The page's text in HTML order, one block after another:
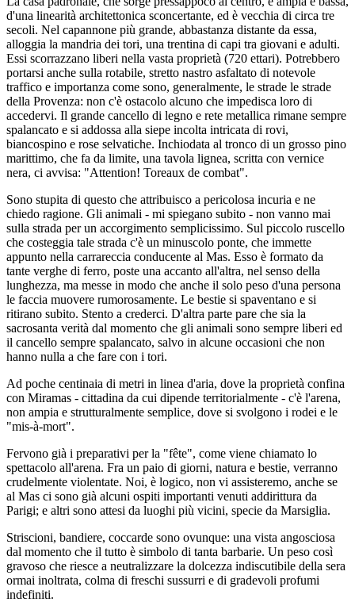
d'una linearità architettonica sconcertante, ed è vecchia di circa tre
secoli. Nel capannone più grande, abbastanza distante da essa,
alloggia la mandria dei tori, una trentina di capi tra giovani e adulti.
Essi scorrazzano liberi nella vasta proprietà (720 ettari). Potrebbero
portarsi anche sulla rotabile, stretto nastro asfaltato di notevole
traffico e importanza come sono, generalmente, le strade le strade
della Provenza: non c'è ostacolo alcuno che impedisca loro di
accedervi. Il grande cancello di legno e rete metallica rimane sempre
spalancato e si addossa alla siepe incolta intricata di rovi,
biancospino e rose selvatiche. Inchiodata al tronco di un grosso pino
marittimo, che fa da limite, una tavola lignea, scritta con vernice
nera, ci avvisa: "Attention! Toreaux de combat".
Sono stupita di questo che attribuisco a pericolosa incuria e ne
chiedo ragione. Gli animali - mi spiegano subito - non vanno mai
sulla strada per un accorgimento semplicissimo. Sul piccolo ruscello
che costeggia tale strada c'è un minuscolo ponte, che immette
appunto nella carrareccia conducente al Mas. Esso è formato da
tante verghe di ferro, poste una accanto all'altra, nel senso della
lunghezza, ma messe in modo che anche il solo peso d'una persona
le faccia muovere rumorosamente. Le bestie si spaventano e si
ritirano subito. Stento a crederci. D'altra parte pare che sia la
sacrosanta verità dal momento che gli animali sono sempre liberi ed
il cancello sempre spalancato, salvo in alcune occasioni che non
hanno nulla a che fare con i tori.
Ad poche centinaia di metri in linea d'aria, dove la proprietà confina
con Miramas - cittadina da cui dipende territorialmente - c'è l'arena,
non ampia e strutturalmente semplice, dove si svolgono i rodei e le
"mis-à-mort".
Fervono già i preparativi per la "fête", come viene chiamato lo
spettacolo all'arena. Fra un paio di giorni, natura e bestie, verranno
crudelmente violentate. Noi, è logico, non vi assisteremo, anche se
al Mas ci sono già alcuni ospiti importanti venuti addirittura da
Parigi; e altri sono attesi da luoghi più vicini, specie da Marsiglia.
Striscioni, bandiere, coccarde sono ovunque: una vista angosciosa
dal momento che il tutto è simbolo di tanta barbarie. Un peso così
gravoso che riesce a neutralizzare la dolcezza indiscutibile della sera
ormai inoltrata, colma di freschi sussurri e di gradevoli profumi
indefiniti.